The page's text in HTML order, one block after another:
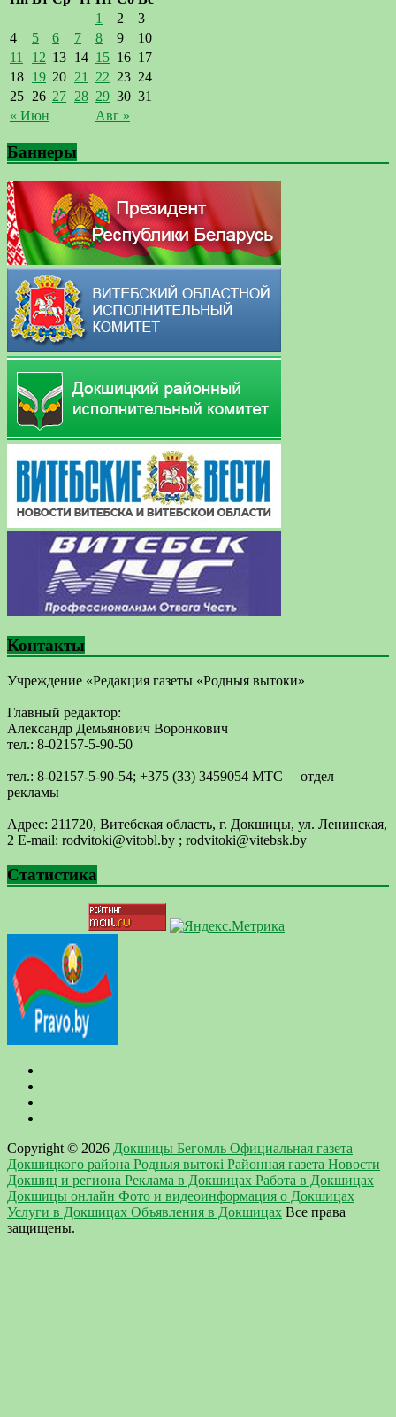
« Июн Авг »
1 2
3
4
5 6 7 8 9
10
11
12 13 14 15 16 17
18 19 20 21 22 23 24
25 26 27 28 29 30 31
Баннеры
Контакты
Учреждение «Редакция газеты «Родныя вытоки»
Главный редактор:
Александр Демьянович Воронкович
тел.: 8-02157-5-90-50
тел.: 8-02157-5-90-54; +375 (33) 3459054 МТС— отдел
рекламы
Адрес: 211720, Витебская область, г. Докшицы, ул. Ленинская,
2 E-mail: ​rodvitoki@​​vitobl​.by ; rodvitoki@vitebsk.by
Статистика
Copyright © 2026 Докшицы Бегомль Официальная газета
Докшицкого района Родныя вытокi Районная газета Новости
Докшиц и региона Реклама в Докшицах Работа в Докшицах
Докшицы онлайн Фото и видеоинформация о Докшицах
Услуги в Докшицах Объявления в Докшицах Все права
защищены.